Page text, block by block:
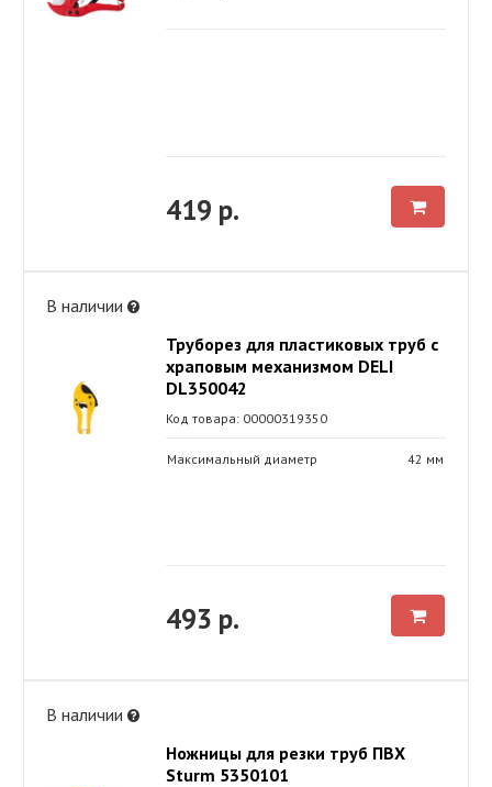
419 р.
В наличии
Труборез для пластиковых труб с
храповым механизмом DELI
DL350042
Код товара: 00000319350
Максимальный диаметр 42 мм
493 р.
В наличии
Ножницы для резки труб ПВХ
Sturm 5350101